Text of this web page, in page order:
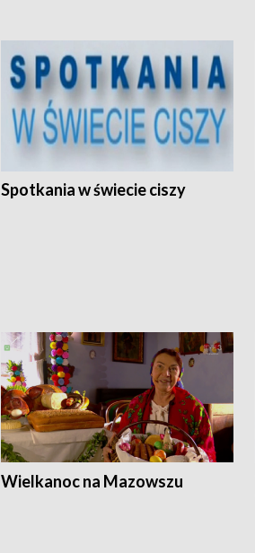
Spotkania w świecie ciszy
Wielkanoc na Mazowszu